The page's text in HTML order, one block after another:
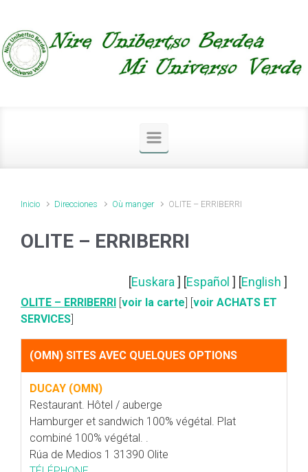
Inicio Direcciones Où manger OLITE – ERRIBERRI
OLITE – ERRIBERRI
[Euskara ] [Español ] [English ]
OLITE – ERRIBERRI [voir la carte] [voir ACHATS ET
SERVICES]
(OMN) SITES AVEC QUELQUES OPTIONS
DUCAY (OMN)
Restaurant. Hôtel / auberge
Hamburger et sandwich 100% végétal. Plat
combiné 100% végétal. .
Rúa de Medios 1 31390 Olite